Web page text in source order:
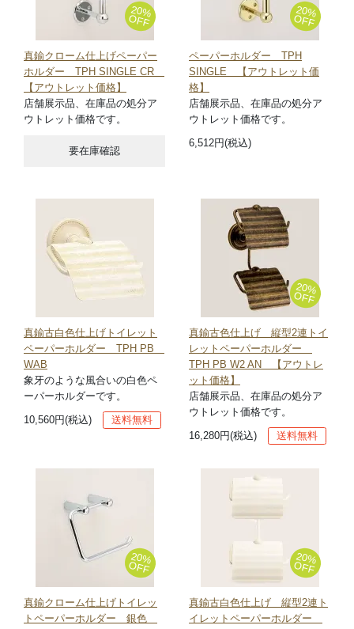
20%
OFF
真鍮クローム仕上げペーパー
ホルダー TPH SINGLE CR
【アウトレット価格】
店舗展示品、在庫品の処分ア
ウトレット価格です。
要在庫確認
20%
OFF
ペーパーホルダー TPH
SINGLE 【アウトレット価
格】
店舗展示品、在庫品の処分ア
ウトレット価格です。
6,512円(税込)
真鍮古白色仕上げトイレット
ペーパーホルダー TPH PB
WAB
象牙のような風合いの白色ペ
ーパーホルダーです。
10,560円(税込)
送料無料
20%
OFF
真鍮古色仕上げ 縦型2連トイ
レットペーパーホルダー
TPH PB W2 AN 【アウトレ
ット価格】
店舗展示品、在庫品の処分ア
ウトレット価格です。
16,280円(税込)
送料無料
20%
OFF
真鍮クローム仕上げトイレッ
トペーパーホルダー 銀色
20%
OFF
真鍮古白色仕上げ 縦型2連ト
イレットペーパーホルダー